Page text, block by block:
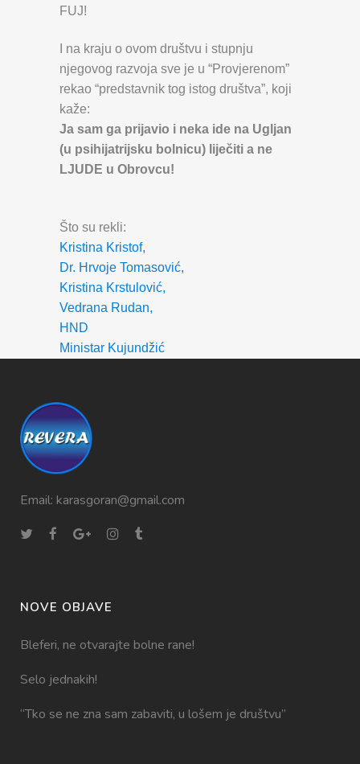
FUJ!
I na kraju o ovom društvu i stupnju
njegovog razvoja sve je u “Provjerenom”
rekao “predstavnik tog istog društva”, koji
kaže:
Ja sam ga prijavio i neka ide na Ugljan
(u psihijatrijsku bolnicu) liječiti a ne
LJUDE u Obrovcu!
Što su rekli:
Kristina Kristof,
Dr. Hrvoje Tomasović,
Kristina Krstulović,
Vedrana Rudan,
HND
Ministar Kujundžić
Email: karasgoran@gmail.com
NOVE OBJAVE
Bleferi, ne otvarajte bolne rane!
Selo jednakih!
“Tko se ne zna sam zabaviti, u lošem je društvu”